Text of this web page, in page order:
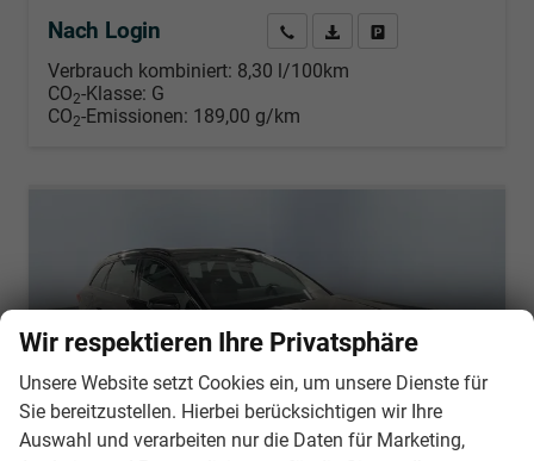
Nach Login Wir rufen Sie anPDF-Datei, Fahrzeugexposé
Verbrauch kombiniert: 8,30 l/100km
CO2-Klasse: G
CO2-Emissionen: 189,00 g/km
Wir respektieren Ihre Privatsphäre
Unsere Website setzt Cookies ein, um unsere Dienste für
Sie bereitzustellen. Hierbei berücksichtigen wir Ihre
Auswahl und verarbeiten nur die Daten für Marketing,